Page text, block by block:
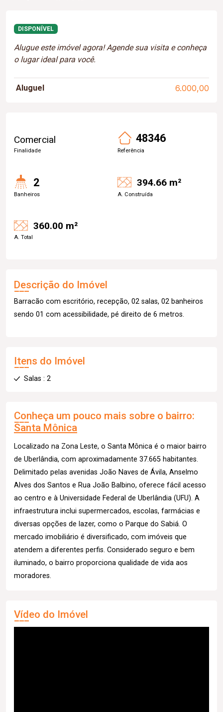
DISPONÍVEL
Alugue este imóvel agora! Agende sua visita e conheça
o lugar ideal para você.
Aluguel 6.000,00
Comercial
Finalidade
48346
Referência
2
Banheiros
394.66 m²
A. Construída
360.00 m²
A. Total
Descrição do Imóvel
Barracão com escritório, recepção, 02 salas, 02 banheiros
sendo 01 com acessibilidade, pé direito de 6 metros.
Itens do Imóvel
Salas : 2
Conheça um pouco mais sobre o bairro:
Santa Mônica
Localizado na Zona Leste, o Santa Mônica é o maior bairro
de Uberlândia, com aproximadamente 37.665 habitantes.
Delimitado pelas avenidas João Naves de Ávila, Anselmo
Alves dos Santos e Rua João Balbino, oferece fácil acesso
ao centro e à Universidade Federal de Uberlândia (UFU). A
infraestrutura inclui supermercados, escolas, farmácias e
diversas opções de lazer, como o Parque do Sabiá. O
mercado imobiliário é diversificado, com imóveis que
atendem a diferentes perfis. Considerado seguro e bem
iluminado, o bairro proporciona qualidade de vida aos
moradores.
Vídeo do Imóvel